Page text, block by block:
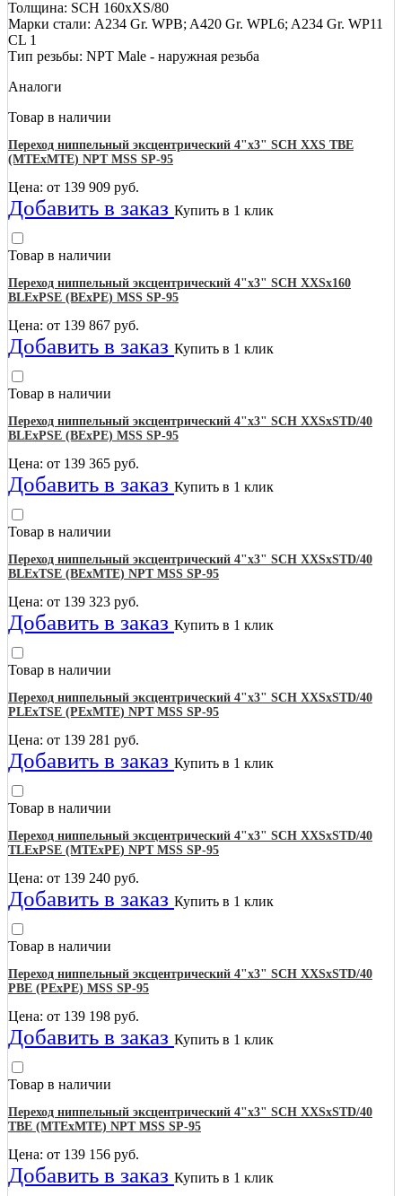
Толщина: SCH 160хXS/80
Марки стали: A234 Gr. WPB; A420 Gr. WPL6; A234 Gr. WP11
CL 1
Тип резьбы: NPT Male - наружная резьба
Аналоги
Товар в наличии
Переход ниппельный эксцентрический 4"х3" SCH XXS TBE
(MTEхMTE) NPT MSS SP-95
Цена: от 139 909 руб.
Добавить в заказ Купить в 1 клик
Товар в наличии
Переход ниппельный эксцентрический 4"х3" SCH XXSх160
BLEхPSE (BEхPE) MSS SP-95
Цена: от 139 867 руб.
Добавить в заказ Купить в 1 клик
Товар в наличии
Переход ниппельный эксцентрический 4"х3" SCH XXSхSTD/40
BLEхPSE (BEхPE) MSS SP-95
Цена: от 139 365 руб.
Добавить в заказ Купить в 1 клик
Товар в наличии
Переход ниппельный эксцентрический 4"х3" SCH XXSхSTD/40
BLEхTSE (BEхMTE) NPT MSS SP-95
Цена: от 139 323 руб.
Добавить в заказ Купить в 1 клик
Товар в наличии
Переход ниппельный эксцентрический 4"х3" SCH XXSхSTD/40
PLEхTSE (PEхMTE) NPT MSS SP-95
Цена: от 139 281 руб.
Добавить в заказ Купить в 1 клик
Товар в наличии
Переход ниппельный эксцентрический 4"х3" SCH XXSхSTD/40
TLEхPSE (MTEхPE) NPT MSS SP-95
Цена: от 139 240 руб.
Добавить в заказ Купить в 1 клик
Товар в наличии
Переход ниппельный эксцентрический 4"х3" SCH XXSхSTD/40
PBE (PEхPE) MSS SP-95
Цена: от 139 198 руб.
Добавить в заказ Купить в 1 клик
Товар в наличии
Переход ниппельный эксцентрический 4"х3" SCH XXSхSTD/40
TBE (MTEхMTE) NPT MSS SP-95
Цена: от 139 156 руб.
Добавить в заказ Купить в 1 клик